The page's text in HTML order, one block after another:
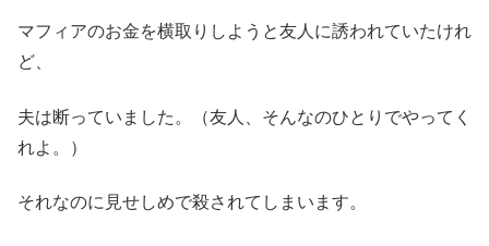
マフィアのお金を横取りしようと友人に誘われていたけれ
ど、
夫は断っていました。（友人、そんなのひとりでやってく
れよ。）
それなのに見せしめで殺されてしまいます。